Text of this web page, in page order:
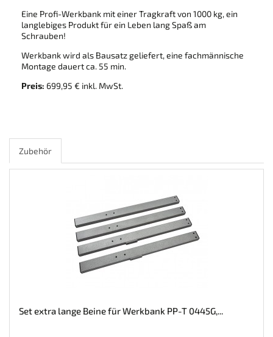
Eine Profi-Werkbank mit einer Tragkraft von 1000 kg, ein
langlebiges Produkt für ein Leben lang Spaß am
Schrauben!
Werkbank wird als Bausatz geliefert, eine fachmännische
Montage dauert ca. 55 min.
Preis: 699,95 € inkl. MwSt.
Zubehör
Set extra lange Beine für Werkbank PP-T 0445G,...